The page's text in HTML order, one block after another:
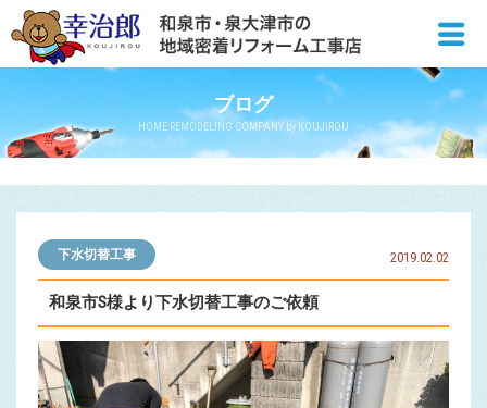
ブログ
HOME REMODELING COMPANY by KOUJIROU
下水切替工事 2019.02.02
和泉市S様より下水切替工事のご依頼